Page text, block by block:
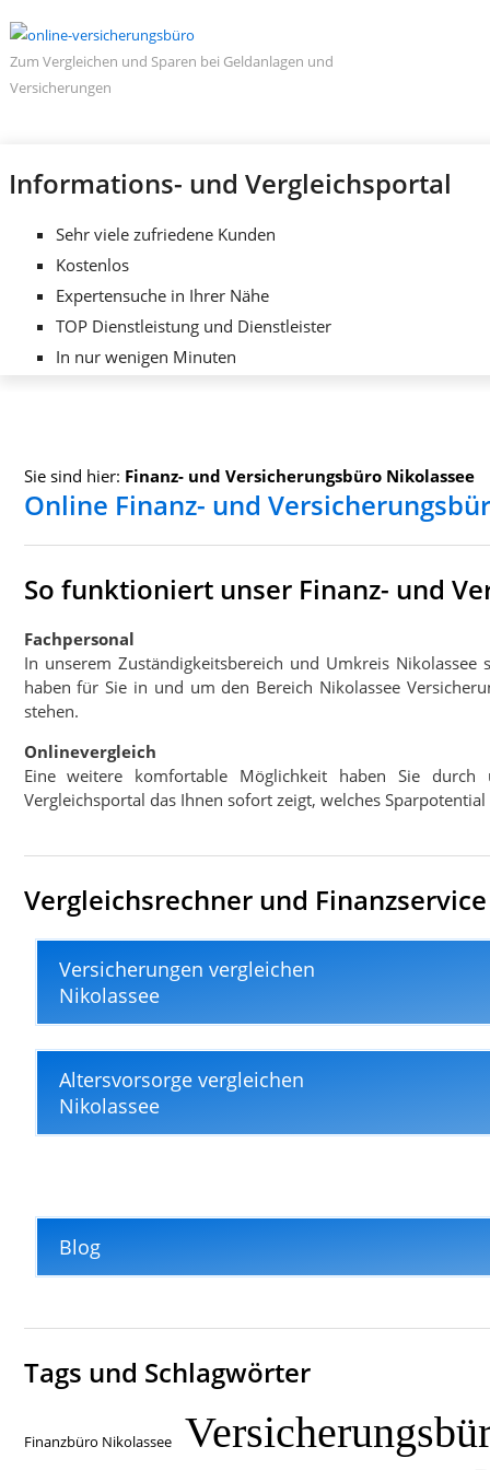
Zum Vergleichen und Sparen bei Geldanlagen und
Versicherungen
Informations- und Vergleichsportal
Sehr viele zufriedene Kunden
Kostenlos
Expertensuche in Ihrer Nähe
TOP Dienstleistung und Dienstleister
In nur wenigen Minuten
Sie sind hier: Finanz- und Versicherungsbüro Nikolassee
Online Finanz- und
So funktioniert unser Finanz- und
Fachpersonal
In unserem Zuständigkeitsbereich und Umkreis Nikolassee
haben für Sie in und um den Bereich Nikolassee
stehen.
Onlinevergleich
Eine weitere komfortable Möglichkeit haben Sie
Vergleichsportal das Ihnen sofort zeigt, welches
Vergleichsrechner und
Versicherungen vergleichen
Nikolassee
Altersvorsorge vergleichen
Nikolassee
Blog
Tags und Schlagwörter
Finanzbüro Nikolassee